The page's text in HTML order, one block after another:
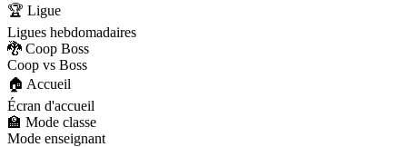
🏆 Ligue
Ligues hebdomadaires
🐉 Coop Boss
Coop vs Boss
🏠 Accueil
Écran d'accueil
🏫 Mode classe
Mode enseignant